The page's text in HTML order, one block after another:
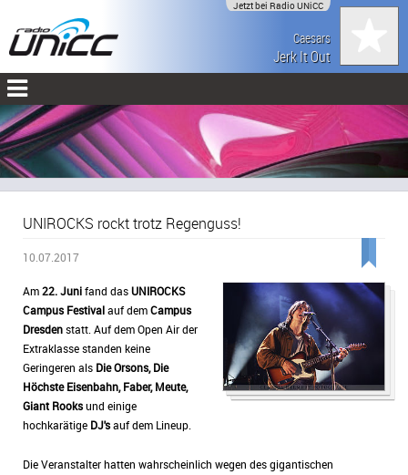
Jetzt bei Radio UNiCC
Caesars
Jerk It Out
UNIROCKS rockt trotz Regenguss!
10.07.2017
Am22. Junifand dasUNIROCKS
Campus Festivalauf demCampus
Dresdenstatt. Auf dem Open Air der
Extraklasse standen keine
Geringeren als Die Orsons, Die
Höchste Eisenbahn, Faber, Meute,
Giant Rooksund einige
hochkarätige DJ'sauf dem Lineup.
Die Veranstalter hatten wahrscheinlich wegen des gigantischen